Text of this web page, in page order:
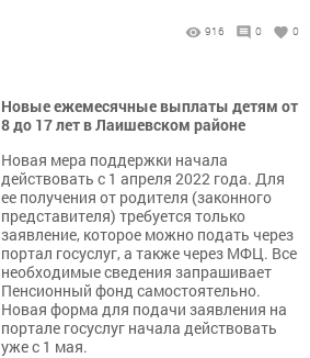
916 0 0
Новые ежемесячные выплаты детям от
8 до 17 лет в Лаишевском районе
Новая мера поддержки начала
действовать с 1 апреля 2022 года. Для
ее получения от родителя (законного
представителя) требуется только
заявление, которое можно подать через
портал госуслуг, а также через МФЦ. Все
необходимые сведения запрашивает
Пенсионный фонд самостоятельно.
Новая форма для подачи заявления на
портале госуслуг начала действовать
уже с 1 мая.